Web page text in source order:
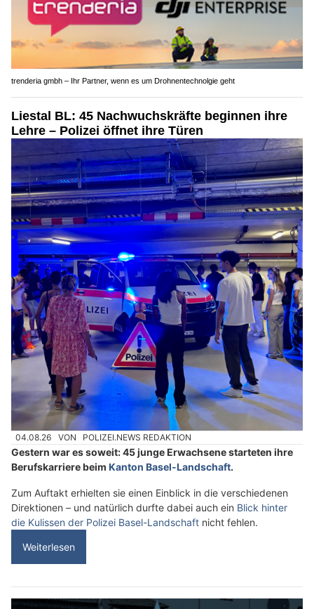
trenderia gmbh – Ihr Partner, wenn es um Drohnentechnolgie geht
Liestal BL: 45 Nachwuchskräfte beginnen ihre
Lehre – Polizei öffnet ihre Türen
04.08.26 VON POLIZEI.NEWS REDAKTION
Gestern war es soweit: 45 junge Erwachsene starteten ihre
Berufskarriere beim Kanton Basel-Landschaft.
Zum Auftakt erhielten sie einen Einblick in die verschiedenen
Direktionen – und natürlich durfte dabei auch ein Blick hinter
die Kulissen der Polizei Basel-Landschaft nicht fehlen.
Weiterlesen